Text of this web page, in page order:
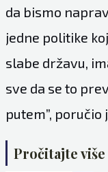
da bismo
jedne politike
slabe državu,
sve da se to
putem”, poručio
Pročitajte više